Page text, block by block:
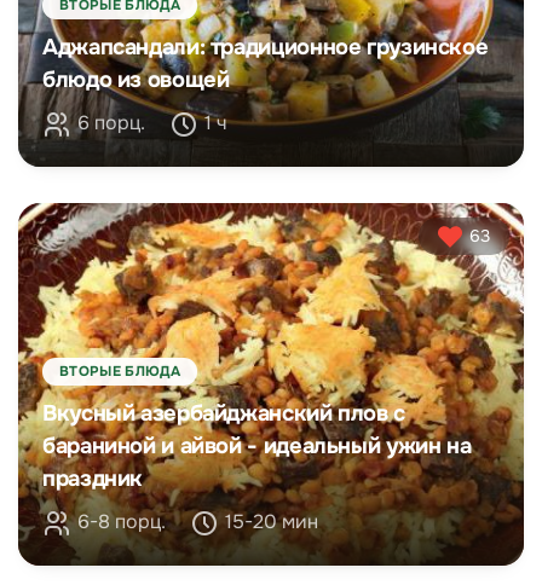
ВТОРЫЕ БЛЮДА
Аджапсандали: традиционное грузинское
блюдо из овощей
6 порц. 1 ч
63
ВТОРЫЕ БЛЮДА
Вкусный азербайджанский плов с
бараниной и айвой - идеальный ужин на
праздник
6-8 порц. 15-20 мин